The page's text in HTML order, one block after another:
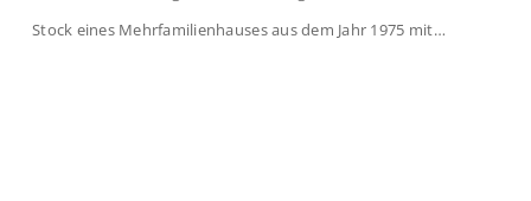
Stock eines Mehrfamilienhauses aus dem Jahr 1975 mit